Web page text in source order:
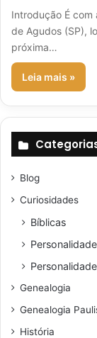
Introdução É
de Agudos (SP),
próxima…
Leia mais »
Blog
Curiosidades
Bíblicas
Genealogia
Genealogia
História